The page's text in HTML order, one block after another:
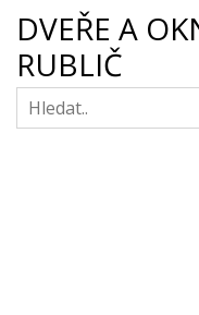
DVEŘE A
RUBLIČ